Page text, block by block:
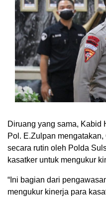
Diruang yang sama, Kabid
Pol. E.Zulpan
secara rutin oleh Polda
kasatker untuk mengukur
“Ini bagian dari
mengukur kinerja para